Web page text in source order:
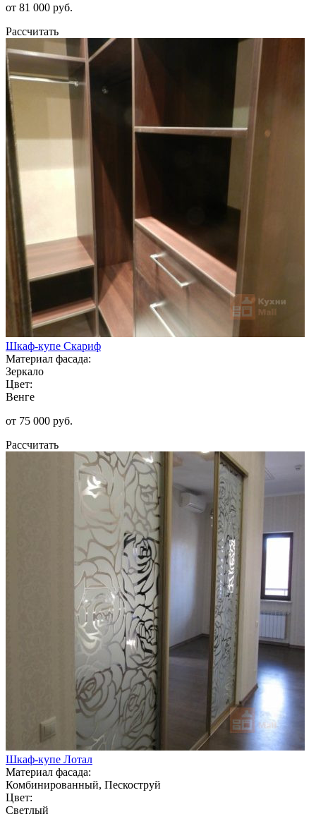
от 81 000 руб.
Рассчитать
Шкаф-купе Скариф
Материал фасада:
Зеркало
Цвет:
Венге
от 75 000 руб.
Рассчитать
Шкаф-купе Лотал
Материал фасада:
Комбинированный, Пескоструй
Цвет:
Светлый